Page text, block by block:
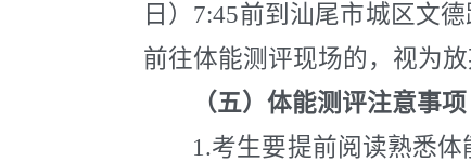
日） 7:45前到汕尾市城区文
前往体能测评现场的，视为放
（五）体能测评注意事项
1.考生要提前阅读熟悉